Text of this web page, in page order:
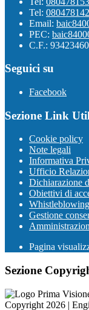
Tel:
Email:
PEC:
C.F.:
Seguici su
Facebook
Sezione Link
Cookie policy
Note legali
Informativa
Ufficio
Dichiarazione
Obiettivi di
Whistleblowing
Gestione
Pagina
Sezione
Copyright 2026 |